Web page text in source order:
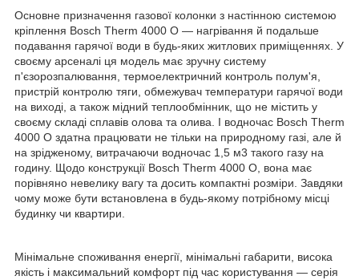
Основне призначення газової колонки з настінною системою
кріплення Bosch Therm 4000 O — нагрівання й подальше
подавання гарячої води в будь-яких житлових приміщеннях. У
своєму арсеналі ця модель має зручну систему
п'єзорозпалювання, термоелектричний контроль полум'я,
пристрій контролю тяги, обмежувач температури гарячої води
на виході, а також мідний теплообмінник, що не містить у
своєму складі сплавів олова та олива. І водночас Bosch Therm
4000 O здатна працювати не тільки на природному газі, але й
на зрідженому, витрачаючи водночас 1,5 м3 такого газу на
годину. Щодо конструкції Bosch Therm 4000 O, вона має
порівняно невелику вагу та досить компактні розміри. Завдяки
чому може бути встановлена в будь-якому потрібному місці
будинку чи квартири.
Мінімальне споживання енергії, мінімальні габарити, висока
якість і максимальний комфорт під час користування — серія